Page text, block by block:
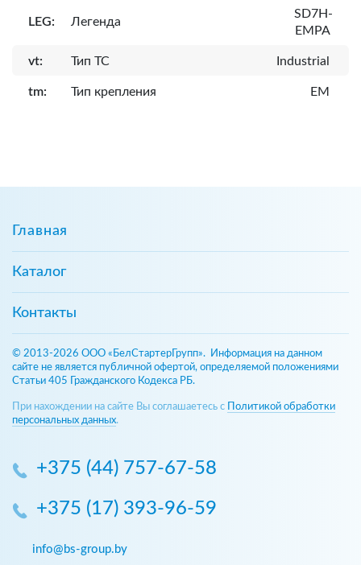
LEG: Легенда
SD7H-
EMPA
vt: Тип ТС Industrial
tm: Тип крепления EM
Главная
Каталог
Контакты
© 2013-2026 ООО «БелСтартерГрупп». Информация на данном
сайте не является публичной офертой, определяемой положениями
Статьи 405 Гражданского Кодекса РБ.
При нахождении на сайте Вы соглашаетесь с
Политикой обработки
персональных данных.
+375 (44) 757-67-58
+375 (17) 393-96-59
info@bs-group.by